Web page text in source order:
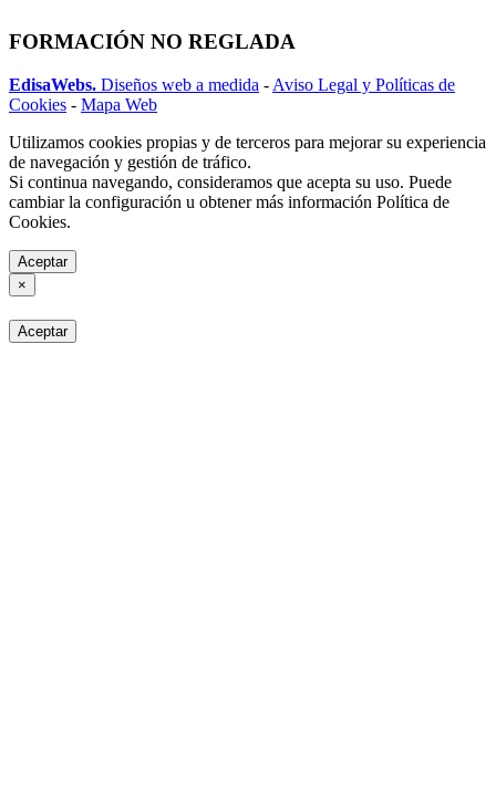
FORMACIÓN NO REGLADA
EdisaWebs. Diseños web a medida - Aviso Legal y Políticas de
Cookies - Mapa Web
Utilizamos cookies propias y de terceros para mejorar su experiencia
de navegación y gestión de tráfico.
Si continua navegando, consideramos que acepta su uso. Puede
cambiar la configuración u obtener más información Política de
Cookies.
Aceptar
×
Aceptar